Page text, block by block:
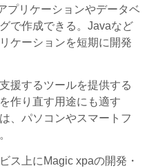
プリケーションやデータベ
で作成できる。Javaなど
ケーションを短期に開発
援するツールを提供する
作り直す用途にも適す
、パソコンやスマートフ
ス上にMagic xpaの開発・